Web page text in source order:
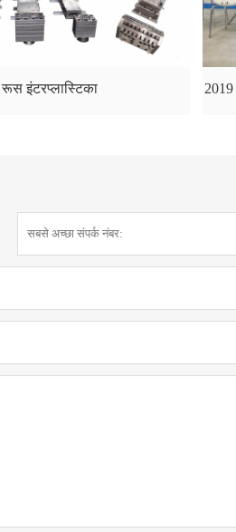
इंटरप्लास्टिका 2019